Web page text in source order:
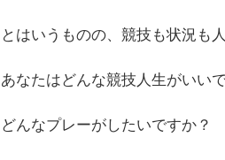
とはいうものの、競技も状況も
あなたはどんな競技人生がいい
どんなプレーがしたいですか？